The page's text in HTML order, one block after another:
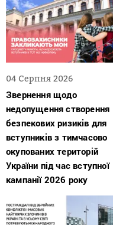
04 Серпня 2026
Звернення щодо
недопущення створення
безпекових ризиків для
вступників з тимчасово
окупованих територій
України під час вступної
кампанії 2026 року